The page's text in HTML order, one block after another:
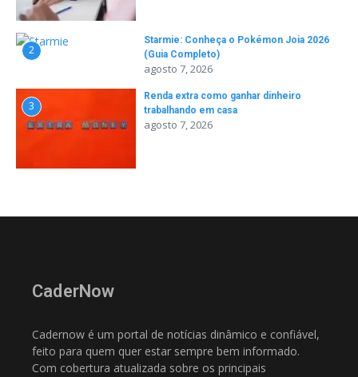
2
Starmie: Conheça o Pokémon Joia 2026
(Guia Completo)
agosto 7, 2026
3
Renda extra como ganhar dinheiro
trabalhando em casa
agosto 7, 2026
CaderNow
Cadernow é um portal de notícias dinâmico e confiável,
feito para quem quer estar sempre bem informado.
Com cobertura atualizada sobre os principais